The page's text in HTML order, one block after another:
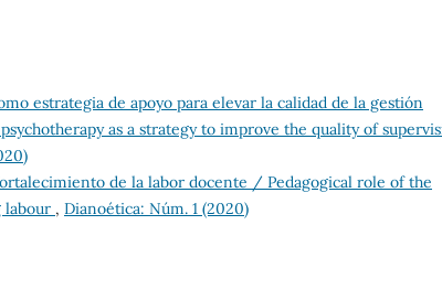
estrategia de apoyo para elevar la calidad de la gestión
as a strategy to improve the quality of
de la labor docente / Pedagogical role of the
labour , Dianoética: Núm. 1 (2020)